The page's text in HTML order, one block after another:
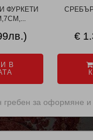
ФУРКЕТИ
В
€
гребен за оформяне и